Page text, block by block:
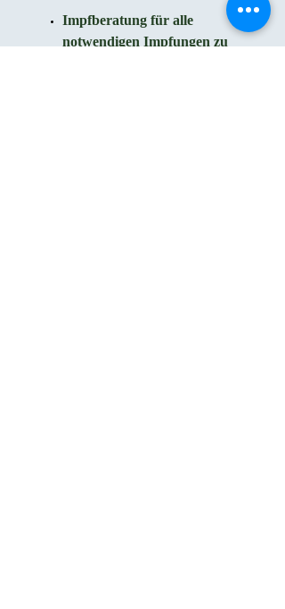
Impfberatung für alle
notwendigen Impfungen zu